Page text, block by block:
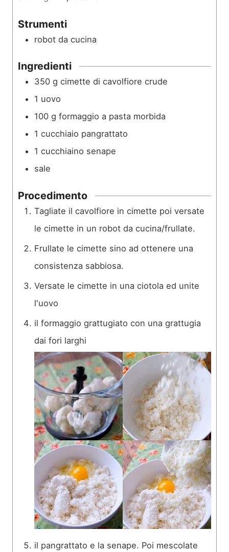
Strumenti
robot da cucina
Ingredienti
350 g cimette di cavolfiore crude
1 uovo
100 g formaggio a pasta morbida
1 cucchiaio pangrattato
1 cucchiaino senape
sale
Procedimento
Tagliate il cavolfiore in cimette poi versate
le cimette in un robot da cucina/frullate.
Frullate le cimette sino ad ottenere una
consistenza sabbiosa.
Versate le cimette in una ciotola ed unite
l'uovo
il formaggio grattugiato con una grattugia
dai fori larghi
il pangrattato e la senape. Poi mescolate